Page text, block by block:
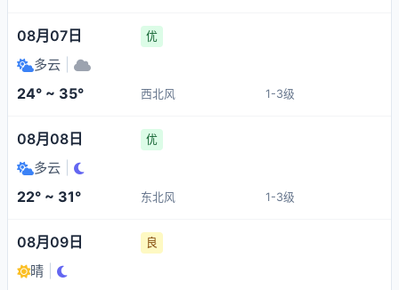
08月07日 优
多云
24° ~ 35° 西北风 1-3级
08月08日 优
多云
22° ~ 31° 东北风 1-3级
08月09日 良
晴